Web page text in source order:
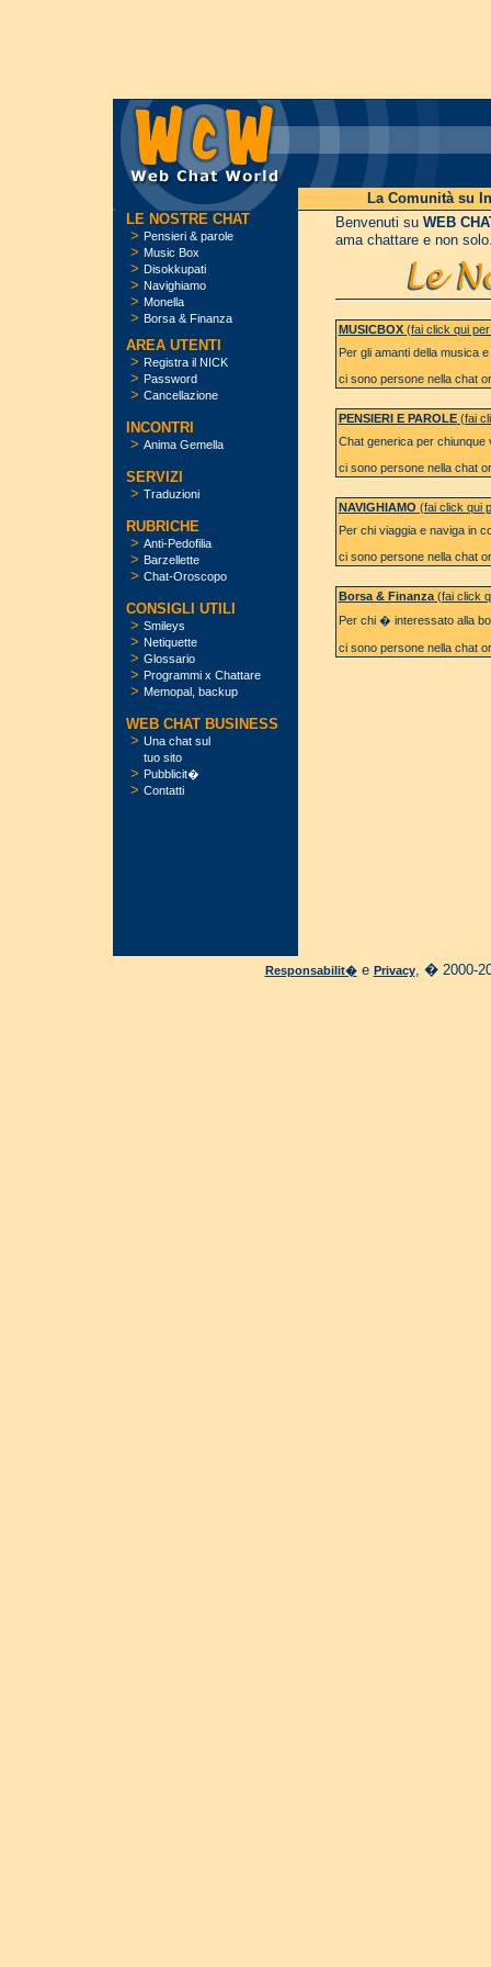
La Comunità su
LE NOSTRE CHAT
> Pensieri & parole
> Music Box
> Disokkupati
> Navighiamo
> Monella
> Borsa & Finanza
AREA UTENTI
> Registra il NICK
> Password
> Cancellazione
INCONTRI
> Anima Gemella
SERVIZI
> Traduzioni
RUBRICHE
> Anti-Pedofilia
> Barzellette
> Chat-Oroscopo
CONSIGLI UTILI
> Smileys
> Netiquette
> Glossario
> Programmi x Chattare
> Memopal, backup
WEB CHAT BUSINESS
> Una chat sul
tuo sito
> Pubblicit�
> Contatti
Benvenuti su WEB
ama chattare e non
MUSICBOX(fai click qui
Per gli amanti della musica
ci sono persone nella chat
PENSIERI E PAROLE(fai
Chat generica per chiunque
ci sono persone nella chat
NAVIGHIAMO (fai click qui
Per chi viaggia e naviga in
ci sono persone nella chat
Borsa & Finanza(fai click
Per chi � interessato alla
ci sono persone nella chat
Responsabilit�e Privacy, � 2000-